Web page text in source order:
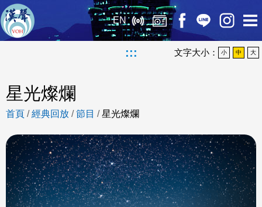
EN
::: 文字大小： 小 中 大
星光燦爛
首頁 /經典回放 /節目 /星光燦爛